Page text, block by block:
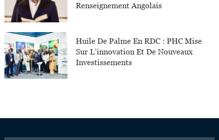
Renseignement Angolais
Huile De Palme En RDC : PHC Mise
Sur L’innovation Et De Nouveaux
Investissements